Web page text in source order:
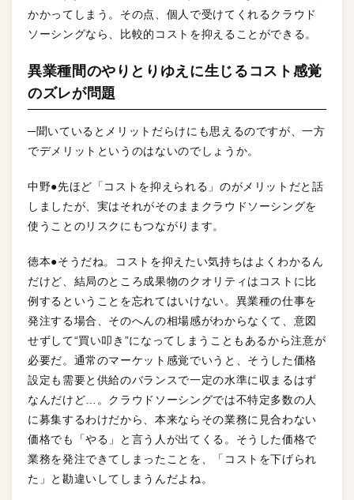
かかってしまう。その点、個人で受けてくれるクラウド
ソーシングなら、比較的コストを抑えることができる。
異業種間のやりとりゆえに生じるコスト感覚
のズレが問題
─聞いているとメリットだらけにも思えるのですが、一方
でデメリットというのはないのでしょうか。
中野●先ほど「コストを抑えられる」のがメリットだと話
しましたが、実はそれがそのままクラウドソーシングを
使うことのリスクにもつながります。
徳本●そうだね。コストを抑えたい気持ちはよくわかるん
だけど、結局のところ成果物のクオリティはコストに比
例するということを忘れてはいけない。異業種の仕事を
発注する場合、そのへんの相場感がわからなくて、意図
せずして“買い叩き”になってしまうこともあるから注意が
必要だ。通常のマーケット感覚でいうと、そうした価格
設定も需要と供給のバランスで一定の水準に収まるはず
なんだけど…。クラウドソーシングでは不特定多数の人
に募集するわけだから、本来ならその業務に見合わない
価格でも「やる」と言う人が出てくる。そうした価格で
業務を発注できてしまったことを、「コストを下げられ
た」と勘違いしてしまうんだよね。